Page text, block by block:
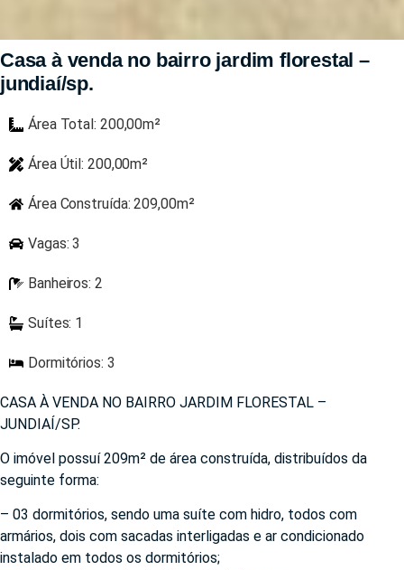
Casa à venda no bairro jardim florestal –
jundiaí/sp.
Área Total: 200,00m²
Área Útil: 200,00m²
Área Construída: 209,00m²
Vagas: 3
Banheiros: 2
Suítes: 1
Dormitórios: 3
CASA À VENDA NO BAIRRO JARDIM FLORESTAL –
JUNDIAÍ/SP.
O imóvel possuí 209m² de área construída, distribuídos da
seguinte forma:
– 03 dormitórios, sendo uma suíte com hidro, todos com
armários, dois com sacadas interligadas e ar condicionado
instalado em todos os dormitórios;